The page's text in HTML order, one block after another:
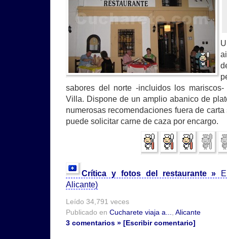
sabores del norte -incluidos los
Villa. Dispone de un amplio abanico de
numerosas recomendaciones fuera de
puede solicitar carne de caza por encargo.
Crítica y fotos del restaurante »
Alicante)
Leído 34,791 veces
Publicado en Cucharete viaja a...
Alicante
3 comentarios » [Escribir comentario]